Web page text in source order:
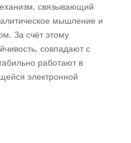
связывающий
мышление и
За счёт этому
совпадают с
работают в
электронной